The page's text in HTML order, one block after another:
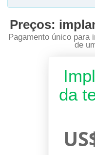
Preços:
Pagamento único para
de
da